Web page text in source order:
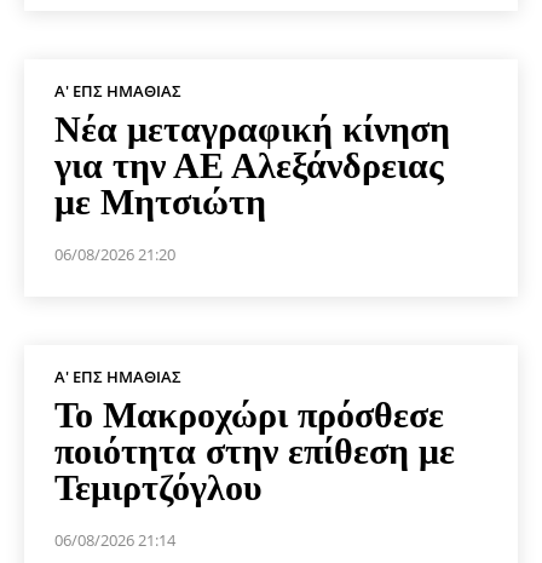
Α' ΕΠΣ ΗΜΑΘΊΑΣ
Νέα μεταγραφική κίνηση
για την ΑΕ Αλεξάνδρειας
με Μητσιώτη
06/08/2026 21:20
Α' ΕΠΣ ΗΜΑΘΊΑΣ
Το Μακροχώρι πρόσθεσε
ποιότητα στην επίθεση με
Τεμιρτζόγλου
06/08/2026 21:14